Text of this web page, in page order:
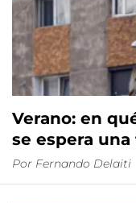
Verano: en
se espera
Por Fernando Delaiti